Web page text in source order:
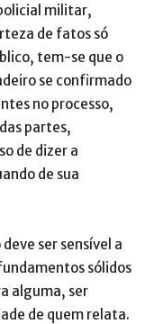
militar,
de fatos só
tem-se que o
se confirmado
no processo,
partes,
de dizer a
de sua
ser sensível a
sólidos
alguma, ser
de quem relata.